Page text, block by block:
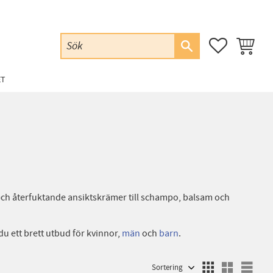
FAVORITER
återfuktande ansiktskrämer till schampo, balsam och
ett brett utbud för kvinnor, män och barn.
Välj sortering